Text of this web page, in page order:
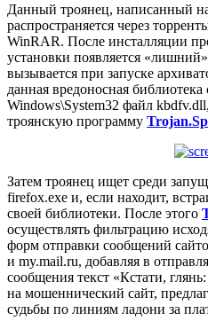
Данный троянец, написанный
распространяется через
WinRAR. После инсталляции
установки появляется
вызывается при запуске
данная вредоносная библиотека
Windows\System32 файл
троянскую программу
Затем троянец ищет среди
firefox.exe и, если находит,
своей библиотеки. После этого
осуществлять фильтрацию
форм отправки сообщений
и my.mail.ru, добавляя в
сообщения текст «Кстати,
на мошеннический сайт,
судьбы по линиям ладони за